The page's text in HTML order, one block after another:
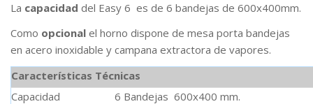
La capacidad del Easy 6 es de 6 bandejas de 600x400mm.
Como opcional el horno dispone de mesa porta bandejas
en acero inoxidable y campana extractora de vapores.
Características Técnicas
Capacidad
6 Bandejas 600x400 mm.